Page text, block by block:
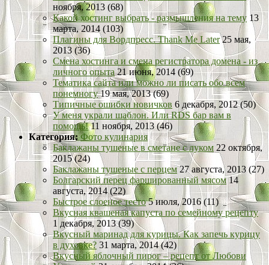
ноября, 2013 (68)
Какой хостинг выбрать - размышления на тему 13
марта, 2014 (103)
Плагины для Вордпресс. Thank Me Later25 мая,
2013 (36)
Смена хостинга и смена регистратора домена - из
личного опыта21 июня, 2014 (69)
Тематика сайта или можно ли писать обо всем
понемногу19 мая, 2013 (69)
Типичные ошибки новичков 6 декабря, 2012 (50)
У меня украли шаблон. Или RDS бар вам в
помощь!11 ноября, 2013 (46)
Категория: Фото кулинария
Баклажаны тушеные в сметане с луком 22 октября,
2015 (24)
Баклажаны тушеные с перцем27 августа, 2013 (27)
Болгарский перец фаршированный мясом14
августа, 2014 (22)
Быстрое слоеное тесто5 июля, 2016 (11)
Вкусная квашеная капуста по семейному рецепту
1 декабря, 2013 (39)
Вкусный маринад для курицы. Как запечь курицу
в духовке? 31 марта, 2014 (42)
Вкусный яблочный пирог – рецепт от Любови